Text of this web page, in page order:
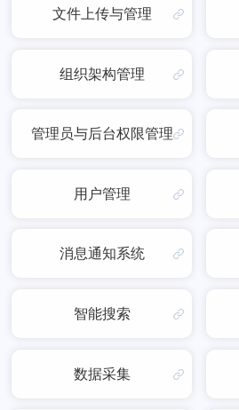
文件上传与管理
组织架构管理
管理员与后台权限管理
用户管理
消息通知系统
智能搜索
数据采集